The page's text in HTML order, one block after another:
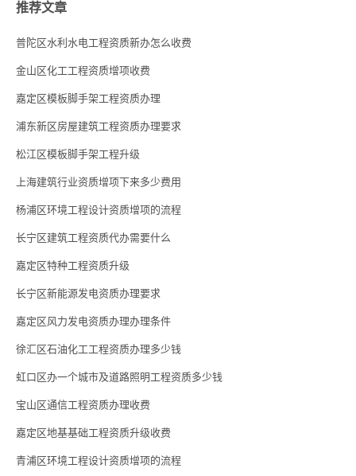
推荐文章
普陀区水利水电工程资质新办怎么收费
金山区化工工程资质增项收费
嘉定区模板脚手架工程资质办理
浦东新区房屋建筑工程资质办理要求
松江区模板脚手架工程升级
上海建筑行业资质增项下来多少费用
杨浦区环境工程设计资质增项的流程
长宁区建筑工程资质代办需要什么
嘉定区特种工程资质升级
长宁区新能源发电资质办理要求
嘉定区风力发电资质办理办理条件
徐汇区石油化工工程资质办理多少钱
虹口区办一个城市及道路照明工程资质多少钱
宝山区通信工程资质办理收费
嘉定区地基基础工程资质升级收费
青浦区环境工程设计资质增项的流程